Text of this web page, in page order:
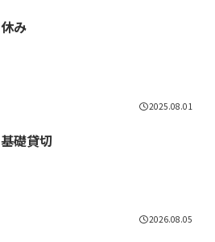
休み
2025.08.01
基礎貸切
2026.08.05